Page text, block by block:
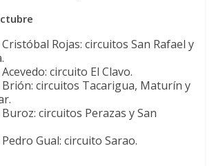
Rojas: circuitos San Rafael y
circuito El Clavo.
circuitos Tacarigua, Maturín y
circuitos Perazas y San
Gual: circuito Sarao.